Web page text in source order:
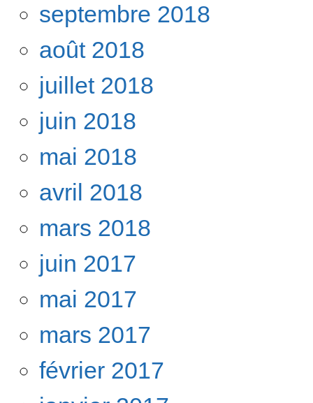
septembre 2018
août 2018
juillet 2018
juin 2018
mai 2018
avril 2018
mars 2018
juin 2017
mai 2017
mars 2017
février 2017